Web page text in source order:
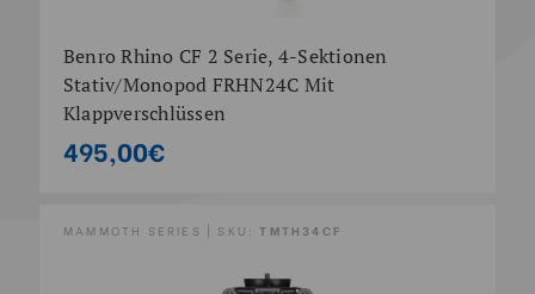
Benro Rhino CF 2 Serie, 4-Sektionen
Stativ/Monopod FRHN24C Mit
Klappverschlüssen
495,00€
MAMMOTH SERIES | SKU:TMTH34CF